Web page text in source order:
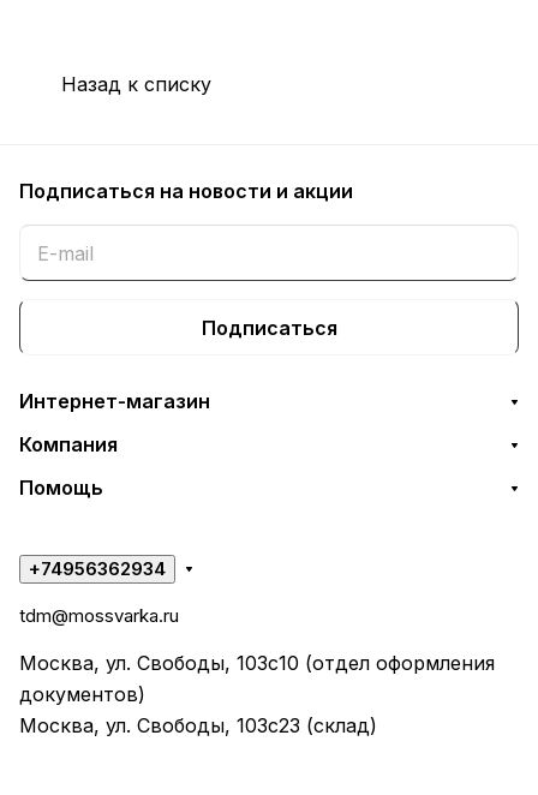
Назад к списку
Подписаться на новости и акции
Подписаться
Интернет-магазин
Компания
Помощь
+74956362934
tdm@mossvarka.ru
Москва, ул. Свободы, 103с10 (отдел оформления
документов)
Москва, ул. Свободы, 103с23 (склад)